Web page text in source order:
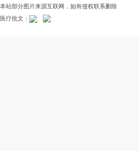
本站部分图片来源互联网，如有侵权联系删除
医疗批文：